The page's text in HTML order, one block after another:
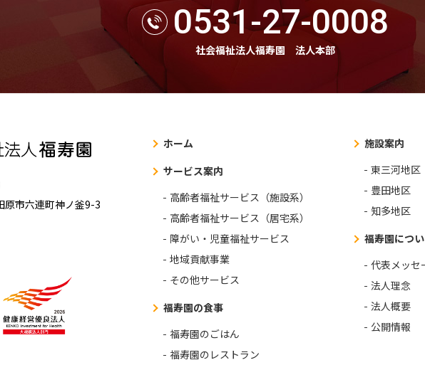
0531-27-0008
社会福祉法人福寿園 法人本部
原市六連町神ノ釜9-3
ホーム
サービス案内
高齢者福祉サービス（施設系）
高齢者福祉サービス（居宅系）
障がい・児童福祉サービス
地域貢献事業
その他サービス
福寿園の食事
福寿園のごはん
福寿園のレストラン
施設案内
東三河地区
豊田地区
知多地区
福寿園につ
代表メッセ
法人理念
法人概要
公開情報